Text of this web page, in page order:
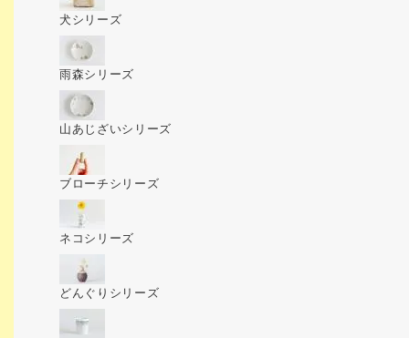
犬シリーズ
雨森シリーズ
山あじざいシリーズ
ブローチシリーズ
ネコシリーズ
どんぐりシリーズ